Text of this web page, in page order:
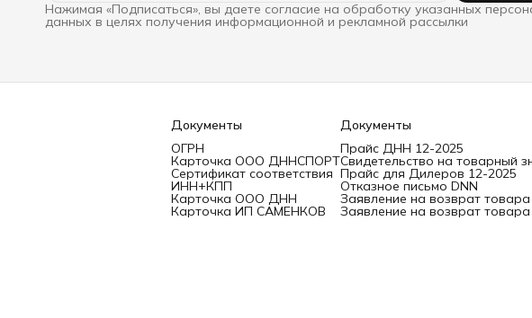
Нажимая «Подписаться», вы даете согласие на обработку указанных
данных в целях получения информационной и рекламной рассылки
Документы
ОГРН
Карточка ООО ДННСПОРТ
Сертификат соответствия
ИНН+КПП
Карточка ООО ДНН
Карточка ИП САМЕНКОВ
Документы
Прайс ДНН 12-2025
Свидетельство на товарный
Прайс для Дилеров 12-2025
Отказное письмо DNN
Заявление на возврат
Заявление на возврат